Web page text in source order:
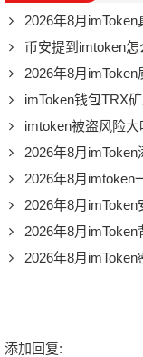
2026年8月imToken
币安提到imtoken怎
2026年8月
imToken钱包TRX
imtoken被盗风险大
2026年8月
2026年8月imtoken
2026年8月imToken安
2026年8月
2026年8月imToken
添加回复: